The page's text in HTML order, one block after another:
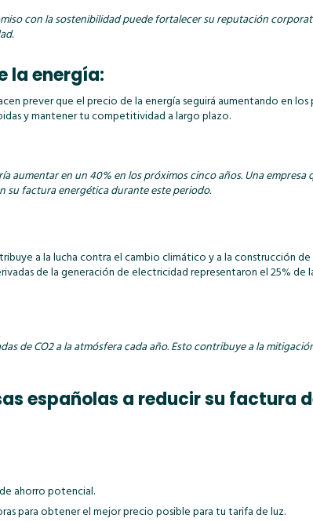
con la sostenibilidad puede fortalecer su reputación
la energía:
prever que el precio de la energía seguirá aumentando en los
y mantener tu competitividad a largo plazo.
aumentar en un 40% en los próximos cinco años. Una empresa
su factura energética durante este periodo.
a la lucha contra el cambio climático y a la construcción
de la generación de electricidad representaron el 25% de
de CO2 a la atmósfera cada año. Esto contribuye a la
españolas a reducir su factura
ahorro potencial.
para obtener el mejor precio posible para tu tarifa de luz.